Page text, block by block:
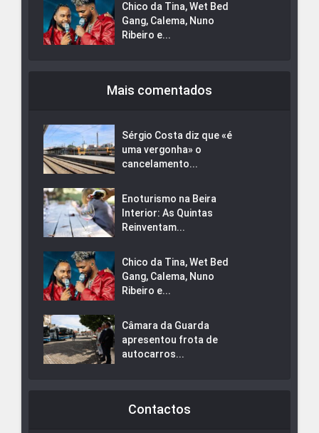
Chico da Tina, Wet Bed
Gang, Calema, Nuno
Ribeiro e...
Mais comentados
Sérgio Costa diz que «é
uma vergonha» o
cancelamento...
Enoturismo na Beira
Interior: As Quintas
Reinventam...
Chico da Tina, Wet Bed
Gang, Calema, Nuno
Ribeiro e...
Câmara da Guarda
apresentou frota de
autocarros...
Contactos